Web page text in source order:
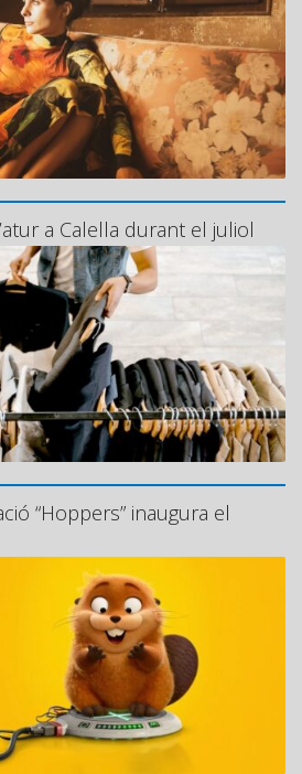
a Calella durant el juliol
“Hoppers” inaugura el